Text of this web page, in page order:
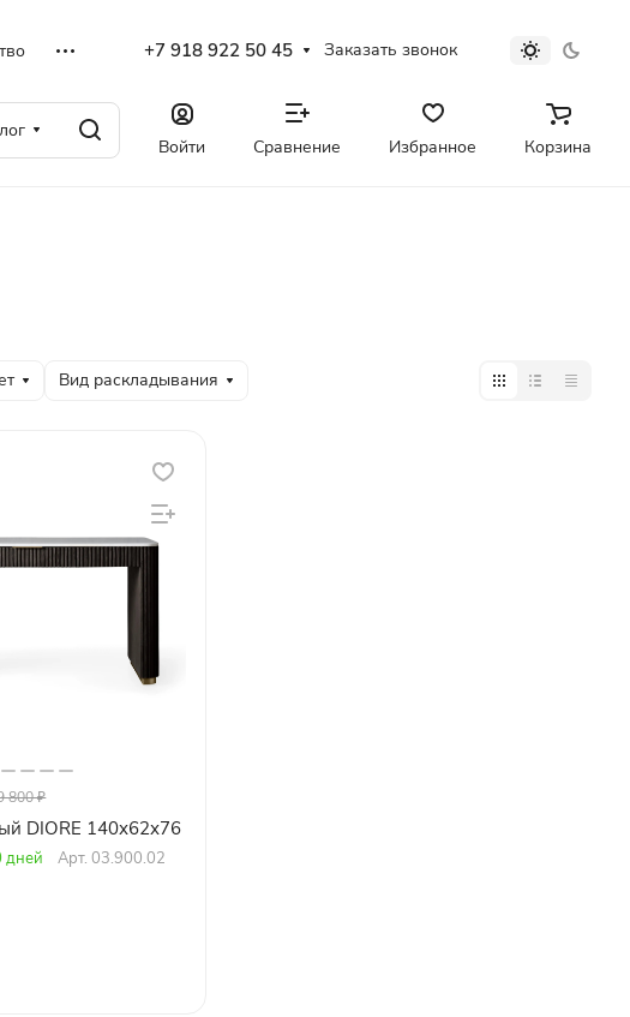
+7 918 922 50 45 Заказать звонок
Войти Сравнение Избранное Корзина
Вид раскладывания
800 ₽
DIORE 140х62х76
дней Арт.03.900.02